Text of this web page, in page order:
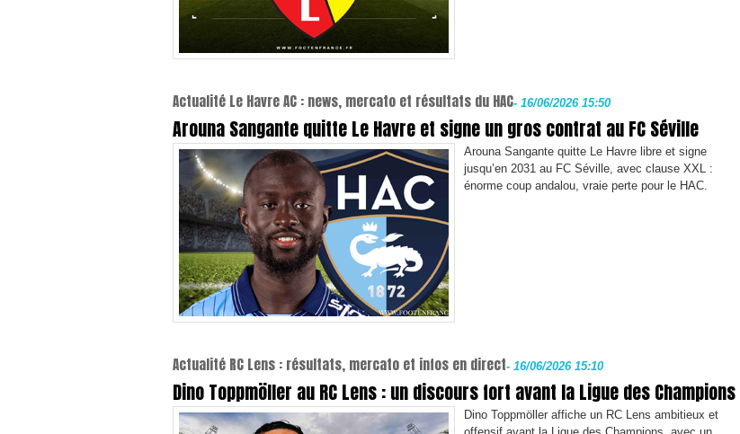
Actualité Le Havre AC : news, mercato et résultats du HAC- 16/06/2026 15:50
Arouna Sangante quitte Le Havre et signe un gros contrat au FC Séville
Arouna Sangante quitte Le Havre libre et signe
jusqu’en 2031 au FC Séville, avec clause XXL :
énorme coup andalou, vraie perte pour le HAC.
Actualité RC Lens : résultats, mercato et infos en direct- 16/06/2026 15:10
Dino Toppmöller au RC Lens : un discours fort avant la Ligue des Champions
Dino Toppmöller affiche un RC Lens ambitieux et